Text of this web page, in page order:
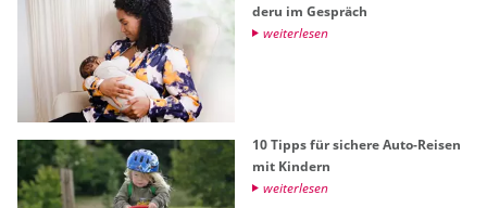
de­ru im Ge­spräch
wei­ter­le­sen
10 Tipps für si­che­re Auto-Rei­sen
mit Kin­dern
wei­ter­le­sen